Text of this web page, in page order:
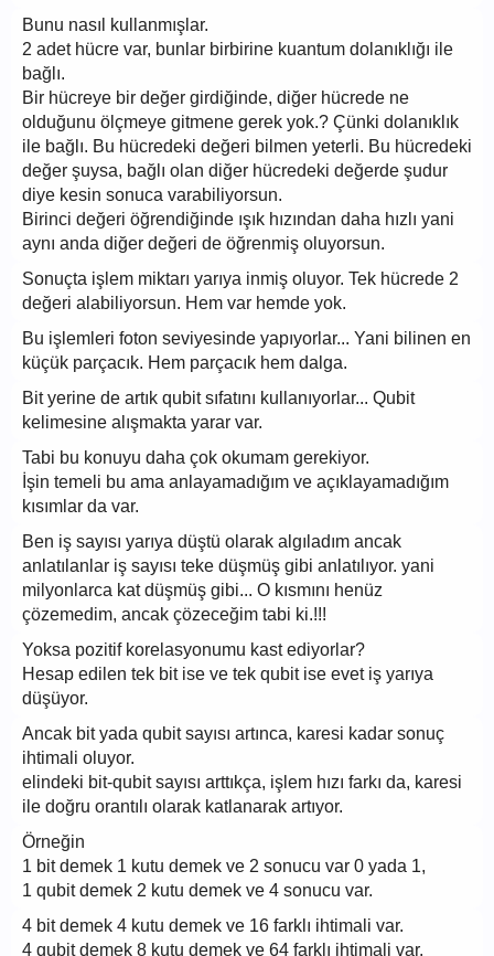
Bunu nasıl kullanmışlar.
2 adet hücre var, bunlar birbirine kuantum dolanıklığı ile
bağlı.
Bir hücreye bir değer girdiğinde, diğer hücrede ne
olduğunu ölçmeye gitmene gerek yok.? Çünki dolanıklık
ile bağlı. Bu hücredeki değeri bilmen yeterli. Bu hücredeki
değer şuysa, bağlı olan diğer hücredeki değerde şudur
diye kesin sonuca varabiliyorsun.
Birinci değeri öğrendiğinde ışık hızından daha hızlı yani
aynı anda diğer değeri de öğrenmiş oluyorsun.
Sonuçta işlem miktarı yarıya inmiş oluyor. Tek hücrede 2
değeri alabiliyorsun. Hem var hemde yok.
Bu işlemleri foton seviyesinde yapıyorlar... Yani bilinen en
küçük parçacık. Hem parçacık hem dalga.
Bit yerine de artık qubit sıfatını kullanıyorlar... Qubit
kelimesine alışmakta yarar var.
Tabi bu konuyu daha çok okumam gerekiyor.
İşin temeli bu ama anlayamadığım ve açıklayamadığım
kısımlar da var.
Ben iş sayısı yarıya düştü olarak algıladım ancak
anlatılanlar iş sayısı teke düşmüş gibi anlatılıyor. yani
milyonlarca kat düşmüş gibi... O kısmını henüz
çözemedim, ancak çözeceğim tabi ki.!!!
Yoksa pozitif korelasyonumu kast ediyorlar?
Hesap edilen tek bit ise ve tek qubit ise evet iş yarıya
düşüyor.
Ancak bit yada qubit sayısı artınca, karesi kadar sonuç
ihtimali oluyor.
elindeki bit-qubit sayısı arttıkça, işlem hızı farkı da, karesi
ile doğru orantılı olarak katlanarak artıyor.
Örneğin
1 bit demek 1 kutu demek ve 2 sonucu var 0 yada 1,
1 qubit demek 2 kutu demek ve 4 sonucu var.
4 bit demek 4 kutu demek ve 16 farklı ihtimali var.
4 qubit demek 8 kutu demek ve 64 farklı ihtimali var.